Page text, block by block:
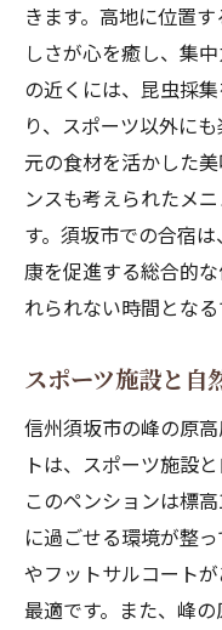
きます。高地に位置
しさが心を癒し、集
の近くには、昆虫採
り、スポーツ以外に
元の食材を活かした
ンスも考えられたメ
す。須坂市での合宿
康を促進する総合的
れられない時間となる
スポーツ施設と自
信州須坂市の峰の原
トは、スポーツ施設
このペンションは標
に過ごせる環境が整
やフットサルコート
最適です。また、峰